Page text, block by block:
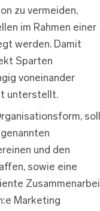
zu vermeiden,
im Rahmen einer
werden. Damit
Sparten
voneinander
unterstellt.
soll
und den
sowie eine
Marketing